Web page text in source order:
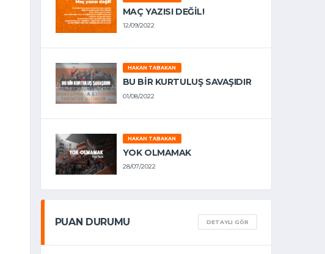
MAÇ YAZISI DEĞİL!
12/09/2022
HAKAN TABAKAN
BU BİR KURTULUŞ SAVAŞIDIR
01/08/2022
HAKAN TABAKAN
YOK OLMAMAK
28/07/2022
PUAN DURUMU DETAYLI GÖR